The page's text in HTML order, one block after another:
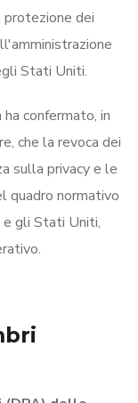
dei
Stati Uniti.
confermato, in
che la revoca dei
sulla privacy e le
quadro normativo
gli Stati Uniti,